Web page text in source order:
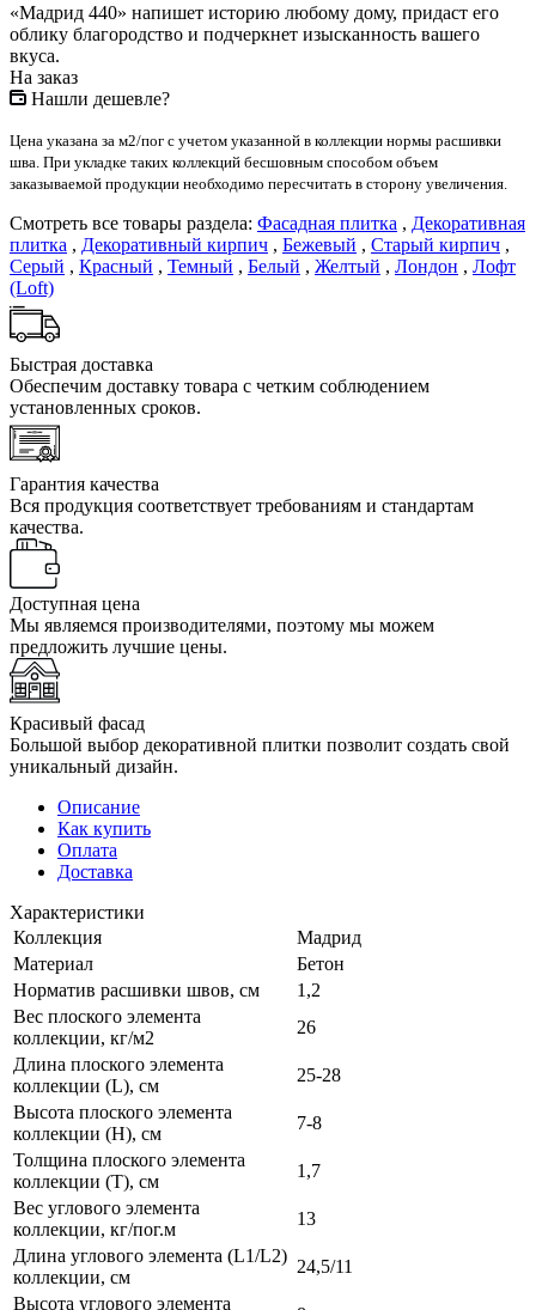
«Мадрид 440» напишет историю любому дому, придаст его
облику благородство и подчеркнет изысканность вашего
вкуса.
На заказ
Нашли дешевле?
Цена указана за м2/пог с учетом указанной в коллекции нормы расшивки
шва. При укладке таких коллекций бесшовным способом объем
заказываемой продукции необходимо пересчитать в сторону увеличения.
Смотреть все товары раздела: Фасадная плитка , Декоративная
плитка , Декоративный кирпич , Бежевый , Старый кирпич ,
Серый , Красный , Темный , Белый , Желтый , Лондон , Лофт
(Loft)
Быстрая доставка
Обеспечим доставку товара с четким соблюдением
установленных сроков.
Гарантия качества
Вся продукция соответствует требованиям и стандартам
качества.
Доступная цена
Мы являемся производителями, поэтому мы можем
предложить лучшие цены.
Красивый фасад
Большой выбор декоративной плитки позволит создать свой
уникальный дизайн.
Описание
Как купить
Оплата
Доставка
Характеристики
Коллекция
Мадрид
Материал
Бетон
Норматив расшивки швов, см
1,2
Вес плоского элемента
коллекции, кг/м2
26
Длина плоского элемента
коллекции (L), см
25-28
Высота плоского элемента
коллекции (H), см
7-8
Толщина плоского элемента
коллекции (T), см
1,7
Вес углового элемента
коллекции, кг/пог.м
13
Длина углового элемента (L1/L2)
коллекции, см
24,5/11
Высота углового элемента